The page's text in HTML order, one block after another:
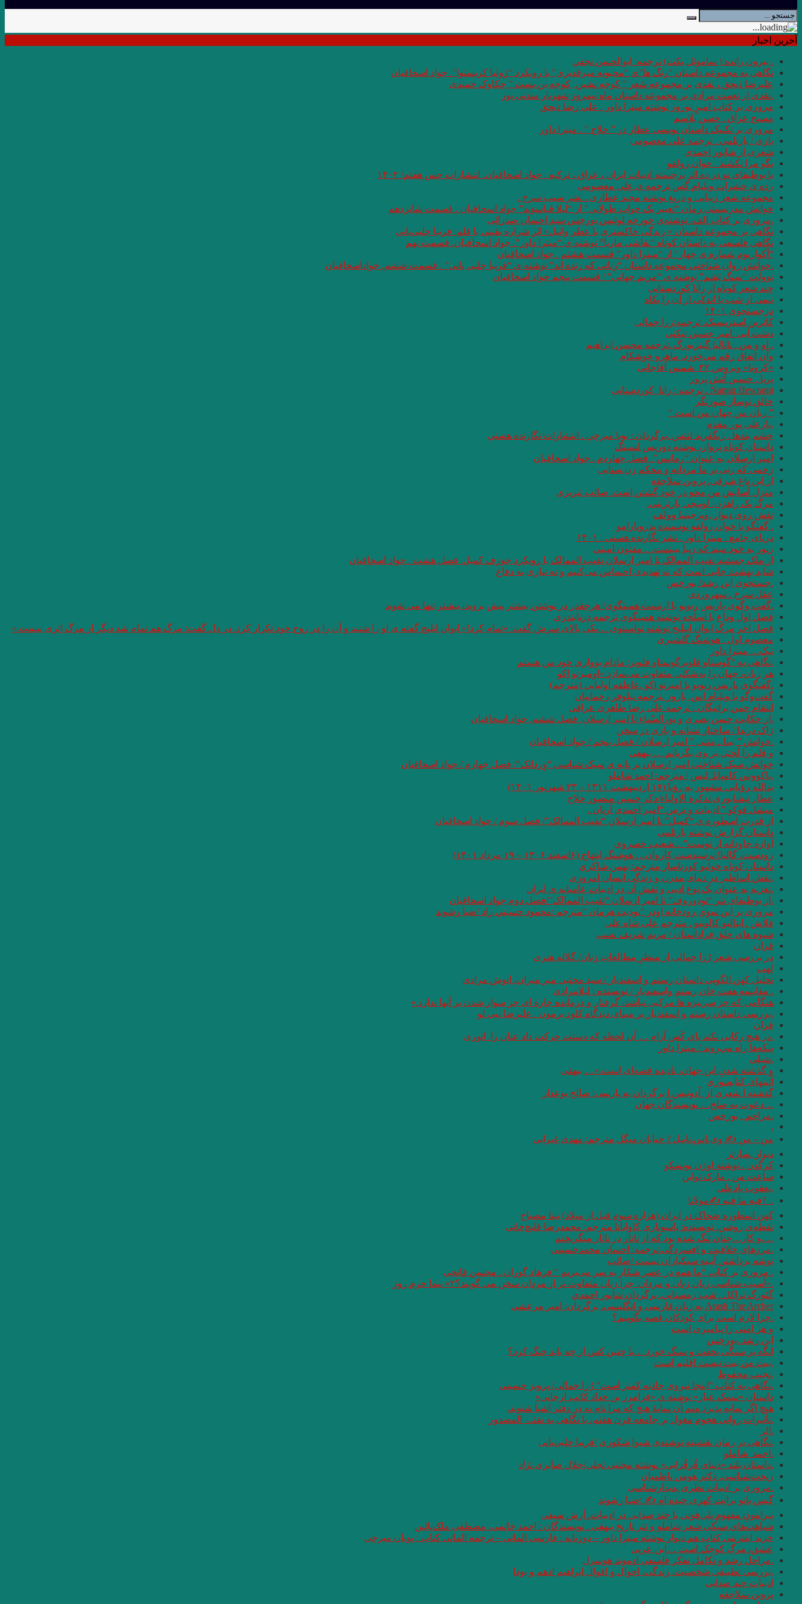
آخرین اخبار
. بيرون رانده ( ساموئل بكت) ترجمه: ابوالحسن نجفي
نگاهی به مجموعه داستان “رنگ ها”ی “محبوبه میرقدیری” با رویکرد “ژولیا کریستوا”. جواد اسحاقیان
علیرضا ذیحق ، نقدی بر مجموعه شعر ” کوچه نشین ِ کوچه بن بست ” چکاوک حمیدی
.نقدی از نعمت مرادی بر مجموعه داستان ماه نیمروز شهریار مندنی پور
مروری بر کتاب امیرِِِ نوروز نوشته میترا داور . علی رضا ذیحق
مسیح عراق . حسن بلاسم
مروری بر تکنیک داستان نویسی عطار در ” حلاج ” . میترا داور
بازی / بارتلمی . ترجمه علی معصومی
شعری از شاپور احمدی
بگو مرا نکشند . خوان رولفو
با بوطیقای نو در ده اثر برجسته ادبیات ایران ، عراق ، ترکیه . جواد اسحاقیان. انتشارات حس هفتم/ ۱۴۰۲
رده ى حشرات ویلیام گس ترجمه ی علی معصومی
مجموعه شعر زیبایی و دریغ نوشته مجید عطاری . نشر سیب سرخ .
خوانش مدرنیستی رمان “تعبیر یک خواب طولانی” از “لیلا قیاسوَند” جواد اسحاقیان . قسمت شانزدهم
.مروری بر کتاب الف، نوشته‌ی خورخه لوئیس بورخس سید احسان صدرائی
نگاهی بر مجموعه داستان « زندگی خاکستری با عطر وانیل» اثر شراره یقینی با قلم: فریبا چلبی‌یانی
نگاهی فلسفی به داستان کوتاه “نقاشی ماریا” نوشته ی “میترا داور”. جواد اسحاقیان. قسمت نهم
“آکواریوم شماره ی چهار” از “میترا داور” قسمت هشتم . جواد اسحاقیان
.خوانش روان شناختی مجموعه داستان “زنانی که زنده اند” نوشته ی “فریبا چلبی یانی” . قسمت ششم. جواداسحاقیان
نوولت “سنگ یَشم” نوشته ی “مریم جهانی” / قسمت پنجم جواد اسحاقیان
چند شعر کوتاه از زانا کوردستانی
نيمى از شب يا اندكى از آن را بكاه
درجستجوی ۱۴۰۱
کاترین استریسیک. ترجمه:رزا جمالی
دشت آبی .امیر حسین تیکنی
. او و من . ناتالیا گینزبورگ .ترجمه محسن ابراهیم
وآن اتفاق رقم می‌خورد. ماهرو خوشکام
«کرونا» ویروس ۲۲ .شمس آقاجانی
پریا . حسین آتش پرور
Namiq Hewrami . ترجمه : زانا_کوردستانی
خالق نوساز صورتگر
” زبان من جهان من است “
.یارعلی پور مقدم
چشم بندها . زیگفرید لنتس .برگردان : پويا ميرچي . انتشارات نگارنده هستي
داستان کوتاه پرواز، نوشته دوریس لسینگ
امیر ارسلان به عنوان “رمانس”. فصل چهاردم . جواد اسحاقیان
زخمی که زنی بر ما مردانه و محکم زن.سنایی
از این باغ شرقی. پروین سلاجقه
منزل آسایش من محو در خود گشتن است. صائب تبریزی
مرگ یک راهزن. لوییجی بارتزینی.
نقش روی دیوار .ویرجینیا وولف
. گفتگو با خوان رولفو نویسنده پدروپارامو
دریای جامع . میترا داور . نشر نگارنده هستی . ۱۴۰۱
زیور به خود مبند که زیبا ببینمت… مفتون امینی
از ملک جمشید نقیب الممالک تا امیر ارسلان نقیب الممالک با رویکرد جوزف کمبل. فصل هشت . جواد اسحاقیان
شاید بهشت جایی است که نه تهدیدی احساس می‌کنیم و نه نیازی به دفاع
.جستجوی ابن رشد/ بورخس
عقل سرخ . سهروردی
.گفت وگوی پاریس ریویو با ارنست همینگوی/ هرچقدر در نوشتن بیشتر پیش بروید، بیشتر تنها می شوید
فصل اول وداع با اسلحه نوشته همینگوی ترجمه دریابندری
فصل اخر مرگ ایوان اییلیج نوشته تولستوی …یکی بالای سرش گفت: «تمام کرد!» ایوان ایلیچ گفته ی او را شنید و آن را در روح خود تکرار کرد. در دل گفت: مرگ هم تمام شد دیگر از مرگ اثری نیست.»
معصوم اول . هوشنگ گلشیری
تیک… میترا داور
.نگاهی به “گوستاو فلوبرگوستاو فلوبر: مادام بوواری خود من هستم
هر زبان، جهان را به‌شکلی متفاوت می‌سازد.»اومبرتو اکو
.گفتگوی پاریس ریویو با امبرتو اکو .عاطفه اولیایی (مترجم)
گفت‌وگو با ویلیام اس. باروز .ترجمه نیلوفر رحمانیان
انتقام چمن براتیگان . ترجمه علی رضا طاهری عراقی
.از حکایت حسن بصری و نورالسّناء تا امیر ارسلان. فصل ششم. جواد اسحاقیان
ژاک دریدا / ساختار نشانه و بازی در سخن
.خوانش ” بینا ـ متنی ” امیر ارسلان / فصل پنجم / جواد اسحاقیان
و قلم را لَختی بر وی بگریانم … بیهقی
خوانش سبک شناختی امیر ارسلان بر پایه ی سبک شناسی “وِردانک”/ فصل چهارم / جواد اسحاقیان
.یاکووس کامپانل‌لیس | مترجم: ‌احمد شاملو
یدالله رؤیایی مشهور به رؤیا (۱۷ اردیبهشت ۱۳۱۱ – ۲۳ شهریور ۱۴۰۱)
عطار نیشابوری.تذکرة الاولیاء/ذکر حسین منصور حلاج
میشل فوکو ” ادبیات و ترس “امیر احمدی آریان .
از قدرت اسطوره ی “کمبل” تا امیر ارسلان “نقیب الممالک”/ فصل سوم / جواد اسحاقیان
داستان گزارش نوشته بارتلمی
آوازه جاودانه از توست”…شعیب خسروی
زودست، گالیا! نرسیدست کاروان… هوشنگ ابتهاج (۶اسفند ۱۳۰۶ – ۱۹ مرداد ۱۴۰۱)
داستان کوتاه خولیو کورتاسار مترجم: بهمن شاکری
.نقش اساطیر در دنیای مدرن و زندگی انسان امروزی
.تعزیه به عنوان یک نوع ادبی و نقش آن در ادبیات عامیانه ی ایران
.از بوطیقای نثر “تودوروف” تا امیر ارسلان “نقیب الممالک”/فصل دوم جواد اسحاقیان
مروری بر اين سوي رودخانه اودر “يوديت هرمان “مترجم :محمود حسيني زاد /ضيا رشوند
فلاش . ایتالیو کالوینو . مترجم علی شاه علی
شیوه های خلق فراداستان / مریم شریف نسب
قران
در بررسی شعر رُزا جمالی از منظرِ مطالعاتِ زنان/ گلاله هنری
لهب
تحلیل کهن الگویی داستان رستم و اسفندیار / سید مجتبی میر میران، انوش مرادی
. مقایسه هفت ‌خان رستم واسفندیار / نویسنده : لیلامرادی
هنگامی که جز سرنیزه ها مرکبی نباشد، گرفتار و درمانده چاره ای جز سوار شدن بر آنها ندارد.»
.بررسی داستان رستم و اسفندیار بر مبنای دیدگاه کلود برمون . علیرضا نبی لو
قران
.در هیچ رکابی نکند پای کَس آرام … آن لحظه که دستت حرکت داد عنان را. انوری
پنكه‌ها راه مي‌روند / میترا داور
.شبلی
و گذشته شدنِ این جهان، نادیده قصه‌ای است.»… بیهقی
آئینهای كتابسوزی
گذشته ا شعری از آدونیس ا برگردان به پارسی: صالح بوعذار
…دعوت به صلح… نویسندگان جهان
.مزاحم . بورخس
.
من – من ✍ وی.اس.نایپل ? خیابان میگل مترجم: مهدی غبرایی
دیوار .سارتر
کرگدن . نوشته اوژن یونسکو
ساعت من . مارک تواین
.یعقوب یادعلی
. ‏ ?فیه ما فیه ✍مولانا
کهن اسطوره ضحاک در ایران (هزاره سوم قبل از میلاد) بیتا مصباح
نقطه‌ی روشن. نویسنده: یاسوناری کاواباتا مترجم: محمد‌رضا قلیچ‌خانی
….و كار…چنان تنگ شده بود كه از تاتار در تاتار ميگريختم
.مرزهای خلاقیت و افسردگی.ترجمه: احسان محمدحسینی
توشه برداشتن آیینه سبکباران نیست /صائب
. مروری بر کتاب “ما همه در عصر شکار به سر می‌بریم “‌ فرهاد گوران . محسن فاتحی
.«آسیب شناسی زبان زنان و مردان: چرا زنان متفاوت تر از مردان سخن می گویند؟۲» نیما خرم روز
گئورگ تراكل . شب زمستاني. برگردان شاپور احمدي
Arash The Archer به زبان فارسی و انگلیسی. برگردان: امیر مرعشی
.چرا لازم است برای کودکان قصه بگوییم؟
و هر امتى را پيامبرى است
ابن رشد .بورخس
انگه بر سنگی بخفت و سنگ خورد …با چنین کس از چه باید جنگ کرد؟
.بیت من بیت نیست اقلیم است
.نجیب محفوظ
.نگاهی به کتاب “اینجا نیروی جاذبه کمتر است” رُزا جمالی/ پرویز حسینی
داستان «سمک عیار» نوشته ی «فرامرز بن خداد کاتب ارجانی»
هیچ اگر سایه پذیرد منم آن سایهٔ هیچ که مرا نام نه در دفتر اشیا شنوند.
.تأثیرات روانی هجوم مغول بر جامعه قرن هفتم، با نگاهی به نفثـۃ المصدور
.الر
.نگاهی بر رمان نقشینه نوشته‌ی شیوا شکوری /فریبا چلبی‌یانی
.احمد_شاملو
.داستان بلند «دنیای قُزقُزایی» نوشته مجتبی تجلی/جلال صابری نژاد
ریخت‌شناسی. دکتر هومن ناظمیان
.مروری بر ادبیات نظری پدیدارشناسی
گیس بانو برایت کهری چیده ام ✍ :ضیا رشوند
پیرامونِ مفهومِ پلی‌فونی یا چند صدایی در ادبیات، آرش سیفی
شباهت‌های سبکی شعر شاملو و نثر تاریخ بیهقی . نویسندگان : احمد خاتمی، مصطفی ملک‌پائین
خرید اینترنتی کتاب هم دیوار نوشته میترا داور – دوزبانه : فارسی المانی – ترجمه المانی کتاب : پویان میرچی
عشق، مرگِ کوچک است …ابن عربی
.مراحل رشد و تکامل تفکر فلسفی ادموند هوسرل
.بررسی تطبیقی شخصیت، زندگی، احوال و اقوال ابراهیم ادهم و بودا
ادبیات چند صدایی
پروین سلاجقه